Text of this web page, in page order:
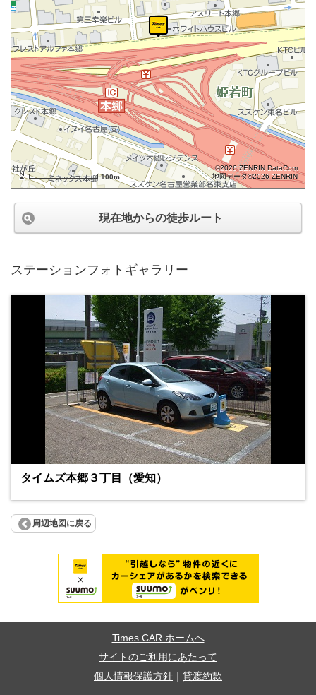
100m
©2026 ZENRIN DataCom
地図データ©2026 ZENRIN
現在地からの徒歩ルート
ステーションフォトギャラリー
タイムズ本郷３丁目（愛知）
周辺地図に戻る
Times CAR ホームへ
サイトのご利用にあたって
個人情報保護方針
貸渡約款